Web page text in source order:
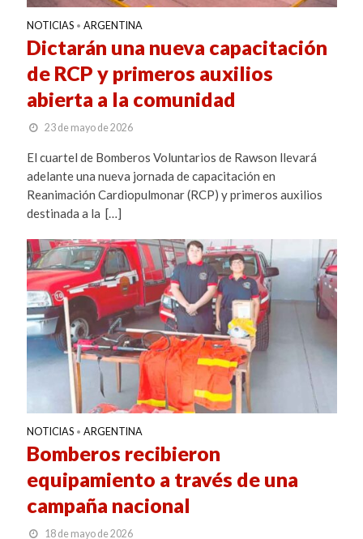
NOTICIAS • ARGENTINA
Dictarán una nueva capacitación
de RCP y primeros auxilios
abierta a la comunidad
23 de mayo de 2026
El cuartel de Bomberos Voluntarios de Rawson llevará
adelante una nueva jornada de capacitación en
Reanimación Cardiopulmonar (RCP) y primeros auxilios
destinada a la […]
NOTICIAS • ARGENTINA
Bomberos recibieron
equipamiento a través de una
campaña nacional
18 de mayo de 2026